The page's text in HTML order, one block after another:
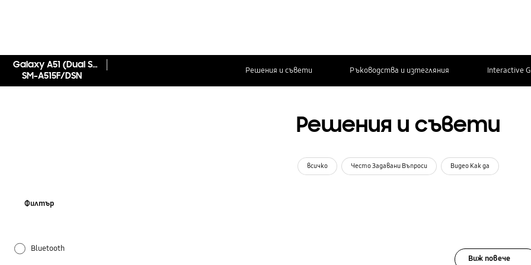
Galaxy A51 (Dual SIM)
SM-A515F/DSN
Решения и съвети Ръководства и изтегляния Interactive
Решения и съвети
всичко Често Задавани Въпроси Видео Как да
Филтър
Bluetooth
Виж повече